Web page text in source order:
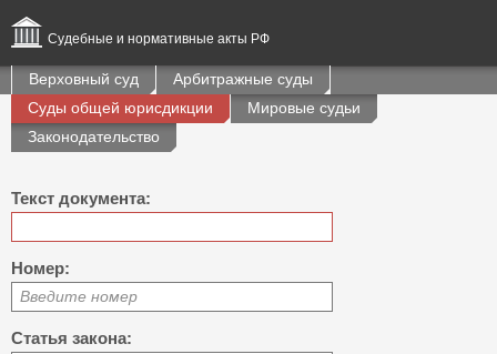
Судебные и нормативные акты РФ
Верховный суд
Арбитражные суды
Суды общей юрисдикции
Мировые судьи
Законодательство
Текст документа:
Номер:
Введите номер
Статья закона: